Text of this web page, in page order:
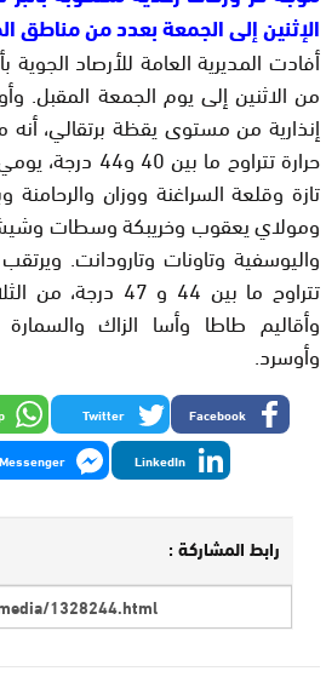
الإثنين إلى الجمعة بعدد من مناطق
أفادت المديرية العامة للأرصاد
من الاثنين إلى يوم الجمعة المقبل.
إنذارية من مستوى يقظة برتقالي،
حرارة تتراوح ما
تازة وقلعة السراغنة ووزان
ومولاي يعقوب وخريبكة وسطات
واليوسفية وتاونات وتارودانت.
تتراوح ما بين 44 و
وأقاليم طاطا وأسا الزاك
وأوسرد.
Facebook
Twitter
LinkedIn
Messenger
رابط المشاركة :